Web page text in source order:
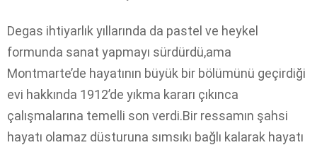
Degas ihtiyarlık yıllarında da pastel ve heykel
formunda sanat yapmayı sürdürdü,ama
Montmarte’de hayatının büyük bir bölümünü geçirdiği
evi hakkında 1912’de yıkma kararı çıkınca
çalışmalarına temelli son verdi.Bir ressamın şahsi
hayatı olamaz düsturuna sımsıkı bağlı kalarak hayatı